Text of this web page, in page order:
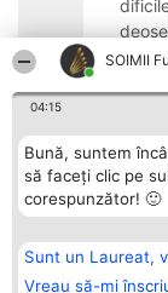
SOIMII
04:15
Bună, suntem
să faceți clic pe
corespunzător! 🙂
Sunt un Laureat,
Vreau să-mi
8.4
Organizator Ranking
BRIGHT SOLUTIONS BR
Aleea Timisul De Sus 2 Bl.
Sc. A Et. 4 Ap. 13 Cod
CUI 36737675